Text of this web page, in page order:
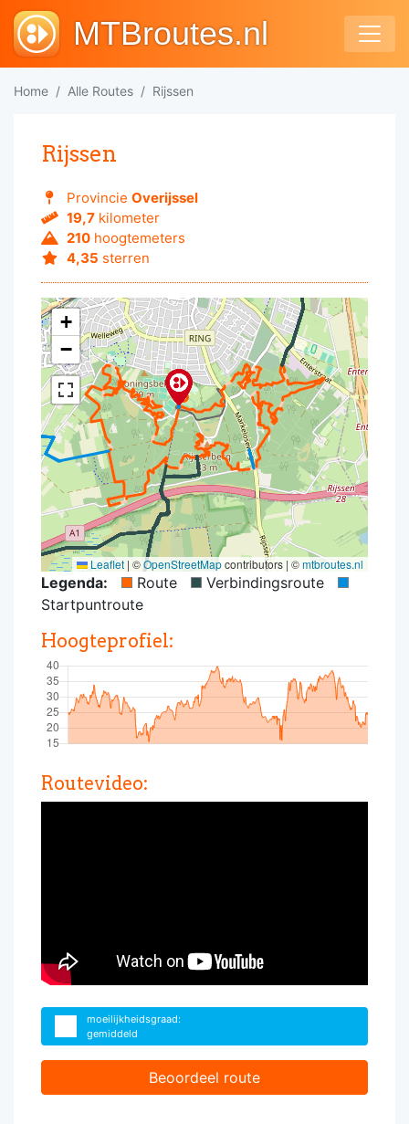
MTBroutes.nl
Home Alle Routes Rijssen
Rijssen
Provincie Overijssel
19,7kilometer
210hoogtemeters
4,35 sterren
+
−
Leaflet | ©OpenStreetMapcontributors | ©mtbroutes.nl
Legenda: Route
Verbindingsroute
Startpuntroute
Hoogteprofiel:
Routevideo:
moeilijkheidsgraad:
gemiddeld
Beoordeel route